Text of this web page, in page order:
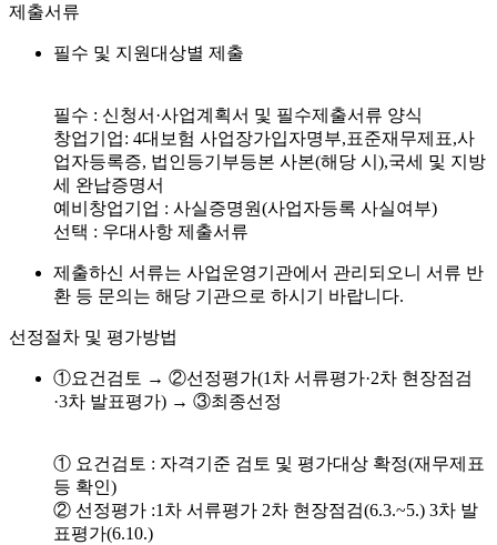
제출서류
필수 및 지원대상별 제출
필수 : 신청서·사업계획서 및 필수제출서류 양식
창업기업: 4대보험 사업장가입자명부,표준재무제표,사
업자등록증, 법인등기부등본 사본(해당 시),국세 및 지방
세 완납증명서
예비창업기업 : 사실증명원(사업자등록 사실여부)
선택 : 우대사항 제출서류
제출하신 서류는 사업운영기관에서 관리되오니 서류 반
환 등 문의는 해당 기관으로 하시기 바랍니다.
선정절차 및 평가방법
①요건검토 → ②선정평가(1차 서류평가·2차 현장점검
·3차 발표평가) → ③최종선정
① 요건검토 : 자격기준 검토 및 평가대상 확정(재무제표
등 확인)
② 선정평가 :1차 서류평가 2차 현장점검(6.3.~5.) 3차 발
표평가(6.10.)